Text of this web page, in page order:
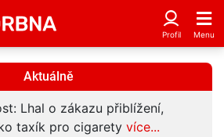
Aktuálně
Lhal o zákazu přiblížení,
taxík pro cigarety více...